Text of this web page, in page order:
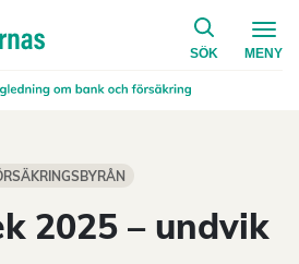
SÖK
på
MENY
2025 – undvik